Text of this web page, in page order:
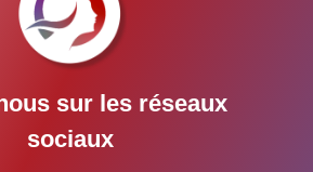
sur les réseaux
sociaux